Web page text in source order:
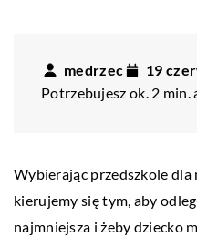
medrzec
19
Potrzebujesz ok. 2
Wybierając przedszkole dla
kierujemy się tym, aby
najmniejsza i żeby dziecko